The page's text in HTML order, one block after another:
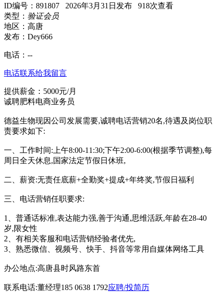
ID编号：891807 2026年3月31日发布 918次查看
类型： 验证会员
地区：高唐
发布：Dey666
电话： --
电话联系给我留言
提供薪金：5000元/月
诚聘肥料电商业务员
德益生物现因公司发展需要,诚聘电话营销20名,待遇及岗位职
责要求如下:
一、工作时间:上午8:00-11:30;下午2:00-6:00(根据季节调整),每
周日全天休息,国家法定节假日休班,
二、薪资:无责任底薪+全勤奖+提成+年终奖,节假日福利
三、电话营销任职要求:
1、普通话标准,表达能力强,善于沟通,思维活跃,年龄在28-40
岁,限女性
2、有相关客服和电话营销经验者优先,
3、熟悉微信、视频号、快手、抖音等常用自媒体网络工具
办公地点:高唐县时风路东首
联系电话:董经理185 0638 1792应聘/投简历